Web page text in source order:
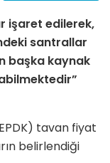
işaret edilerek,
santrallar
başka kaynak
tavan fiyat
belirlendiği